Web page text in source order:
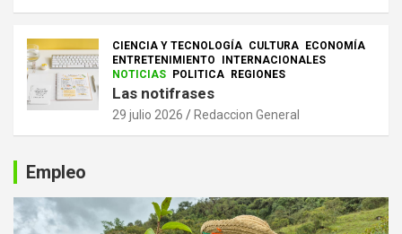
CIENCIA Y TECNOLOGÍA CULTURA ECONOMÍA
ENTRETENIMIENTO
INTERNACIONALES
NOTICIAS POLITICA REGIONES
Las notifrases
29 julio 2026 Redaccion General
Empleo